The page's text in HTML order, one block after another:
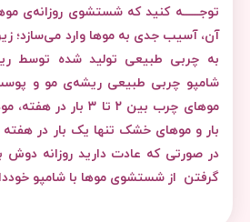
توجــــــه کنید که شستشوی روزانه‌ی
آن، آسیب جدی به موها وارد می‌سازد؛
به چربی طبیعی تولید شده توسط
شامپو چربی طبیعی ریشه‌ی مو و
بار و موهای خشک تنها یک بار در
در صورتی که عادت دارید روزانه دوش
گرفتن از شستشوی موها با شامپو